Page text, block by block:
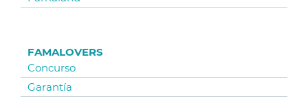
FAMALOVERS
Concurso
Garantía